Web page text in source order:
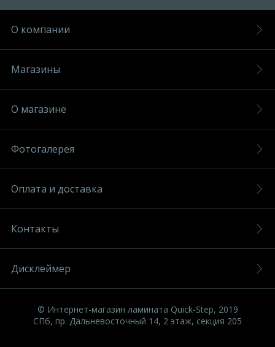
О компании
Магазины
О магазине
Фотогалерея
Оплата и доставка
Контакты
Дисклеймер
© Интернет-магазин ламината Quick-Step, 2019
СПб, пр. Дальневосточный 14, 2 этаж, секция 205